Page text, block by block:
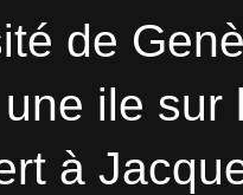
de
ile sur
à